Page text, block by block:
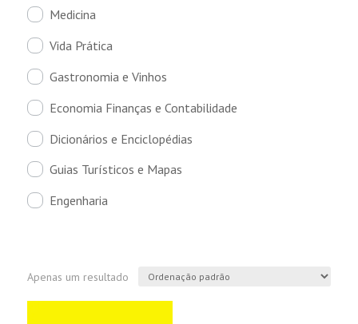
Medicina
Vida Prática
Gastronomia e Vinhos
Economia Finanças e Contabilidade
Dicionários e Enciclopédias
Guias Turísticos e Mapas
Engenharia
Apenas um resultado